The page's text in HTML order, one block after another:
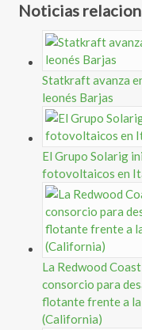
Noticias
Statkraft avanza
leonés Barjas
El Grupo Solarig
fotovoltaicos en
La Redwood
consorcio para
flotante frente a la
(California)